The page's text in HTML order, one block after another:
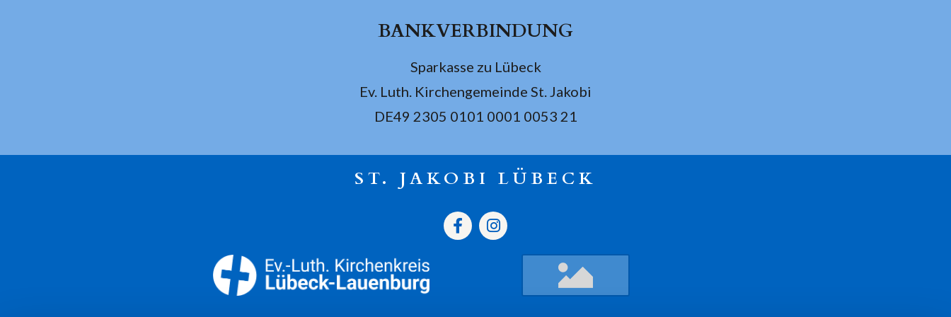
BANKVERBINDUNG
Sparkasse zu Lübeck
Ev. Luth. Kirchengemeinde St. Jakobi
DE49 2305 0101 0001 0053 21
ST. JAKOBI LÜBECK